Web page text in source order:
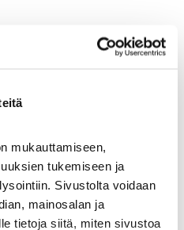
mukauttamiseen,
tukemiseen ja
Sivustolta voidaan
mainosalan ja
tietoja siitä, miten sivustoa
Uutiset